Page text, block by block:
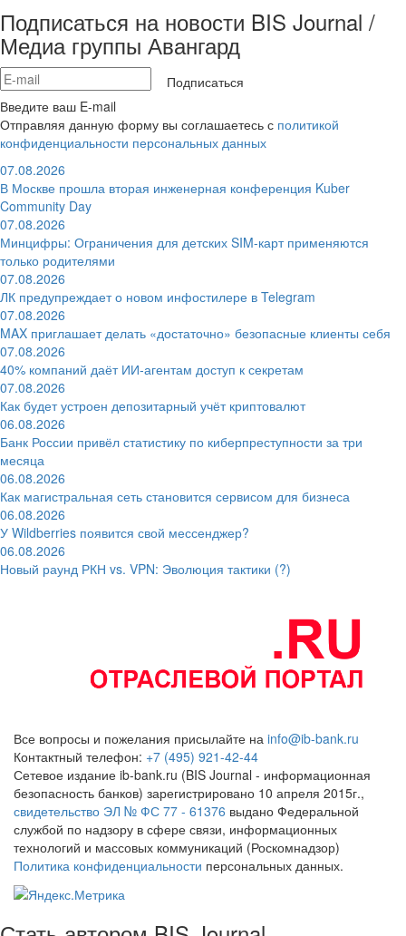
Подписаться на новости BIS Journal /
Медиа группы Авангард
Подписаться
Введите ваш E-mail
Отправляя данную форму вы соглашаетесь с политикой
конфиденциальности персональных данных
07.08.2026
В Москве прошла вторая инженерная конференция Kuber
Community Day
07.08.2026
Минцифры: Ограничения для детских SIM-карт применяются
только родителями
07.08.2026
ЛК предупреждает о новом инфостилере в Telegram
07.08.2026
MAX приглашает делать «достаточно» безопасные клиенты себя
07.08.2026
40% компаний даёт ИИ‑агентам доступ к секретам
07.08.2026
Как будет устроен депозитарный учёт криптовалют
06.08.2026
Банк России привёл статистику по киберпреступности за три
месяца
06.08.2026
Как магистральная сеть становится сервисом для бизнеса
06.08.2026
У Wildberries появится свой мессенджер?
06.08.2026
Новый раунд РКН vs. VPN: Эволюция тактики (?)
Все вопросы и пожелания присылайте на info@ib-bank.ru
Контактный телефон: +7 (495) 921-42-44
Сетевое издание ib-bank.ru (BIS Journal - информационная
безопасность банков) зарегистрировано 10 апреля 2015г.,
свидетельство ЭЛ № ФС 77 - 61376 выдано Федеральной
службой по надзору в сфере связи, информационных
технологий и массовых коммуникаций (Роскомнадзор)
Политика конфиденциальности персональных данных.